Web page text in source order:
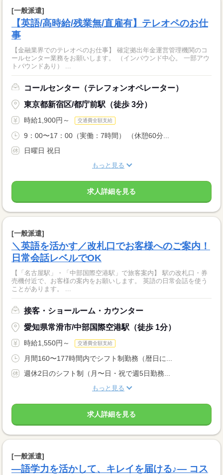
[一般派遣]
【英語/高時給/残業無/直雇有】テレオペのお仕
事
【金融業界でのテレオペのお仕事】 確定拠出年金運営管理機関のコ
ールセンター業務をお願いします。 （インバウンド中心。 一部アウ
トバウンドあり） ...
コールセンター（テレフォンオペレーター）
東京都新宿区/都庁前駅（徒歩 3分）
時給1,900円～ 交通費全額支給
9：00〜17：00（実働：7時間） （休憩60分...
日曜日 祝日
もっと見る
求人詳細を見る
[一般派遣]
＼英語を活かす／改札口でお客様へのご案内！
日常会話レベルでOK
【「名古屋駅」・「中部国際空港駅」で旅客案内】 駅の改札口・券
売機付近で、お客様の案内をお願いします。 英語の日常会話を使う
ことがあります。 ...
接客・ショールーム・カウンター
愛知県常滑市/中部国際空港駅（徒歩 1分）
時給1,550円～ 交通費全額支給
月間160〜177時間内でシフト制勤務（暦日に...
週休2日のシフト制（月〜日・祝で週5日勤務...
もっと見る
求人詳細を見る
[一般派遣]
―語学力を活かして、キレイを届ける♪― コス